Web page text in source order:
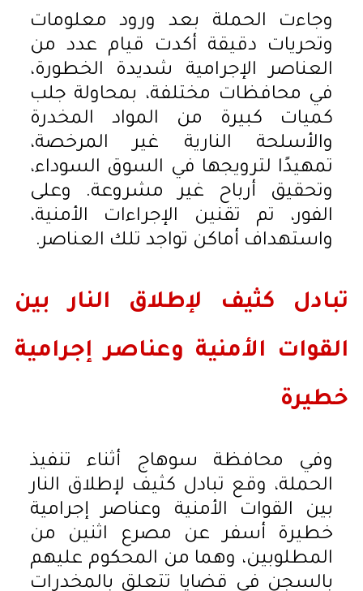
وجاءت الحملة بعد ورود معلومات
وتحريات دقيقة أكدت قيام عدد من
العناصر الإجرامية شديدة الخطورة،
في محافظات مختلفة، بمحاولة جلب
كميات كبيرة من المواد المخدرة
والأسلحة النارية غير المرخصة،
تمهيدًا لترويجها في السوق السوداء،
وتحقيق أرباح غير مشروعة. وعلى
الفور، تم تقنين الإجراءات الأمنية،
واستهداف أماكن تواجد تلك العناصر.
تبادل كثيف لإطلاق النار بين
القوات الأمنية وعناصر إجرامية
خطيرة
وفي محافظة سوهاج أثناء تنفيذ
الحملة، وقع تبادل كثيف لإطلاق النار
بين القوات الأمنية وعناصر إجرامية
خطيرة أسفر عن مصرع اثنين من
المطلوبين، وهما من المحكوم عليهم
بالسجن في قضايا تتعلق بالمخدرات